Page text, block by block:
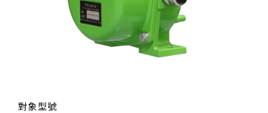
對象型號